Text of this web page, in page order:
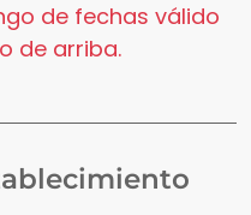
de fechas válido
de arriba.